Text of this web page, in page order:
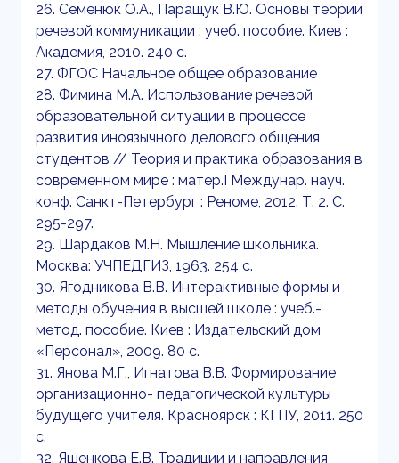
26. Семенюк О.А., Паращук В.Ю. Основы теории
речевой коммуникации : учеб. пособие. Киев :
Академия, 2010. 240 с.
27. ФГОС Начальное общее образование
28. Фимина М.А. Использование речевой
образовательной ситуации в процессе
развития иноязычного делового общения
студентов // Теория и практика образования в
современном мире : матер.I Междунар. науч.
конф. Санкт-Петербург : Реноме, 2012. Т. 2. С.
295-297.
29. Шардаков М.Н. Мышление школьника.
Москва: УЧПЕДГИЗ, 1963. 254 с.
30. Ягодникова В.В. Интерактивные формы и
методы обучения в высшей школе : учеб.-
метод. пособие. Киев : Издательский дом
«Персонал», 2009. 80 с.
31. Янова М.Г., Игнатова В.В. Формирование
организационно- педагогической культуры
будущего учителя. Красноярск : КГПУ, 2011. 250
с.
32. Яшенкова Е.В. Традиции и направления